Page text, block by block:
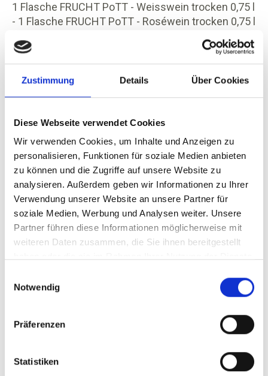
Zustimmung Details Über Cookies
Diese Webseite verwendet Cookies
Wir verwenden Cookies, um Inhalte und Anzeigen zu
personalisieren, Funktionen für soziale Medien anbieten
zu können und die Zugriffe auf unsere Website zu
analysieren. Außerdem geben wir Informationen zu Ihrer
Verwendung unserer Website an unsere Partner für
soziale Medien, Werbung und Analysen weiter. Unsere
Partner führen diese Informationen möglicherweise mit
weiteren Daten zusammen, die Sie ihnen bereitgestellt
Notwendig
Präferenzen
Statistiken
1 Flasche FRUCHT PoTT - Weisswein trocken 0,75 l
- 1 Flasche FRUCHT PoTT - Roséwein trocken 0,75 l
- oder Sortierung nach Wahl - verpackt im
hochwertigen Präsentkarton.
(Bitte klicken bzw- schauen Sie UNTEN im Textfeld
Steckbrief
Beschreibung
Bewertungen
Ähnliche Artikel
Produktgalerie überspringen